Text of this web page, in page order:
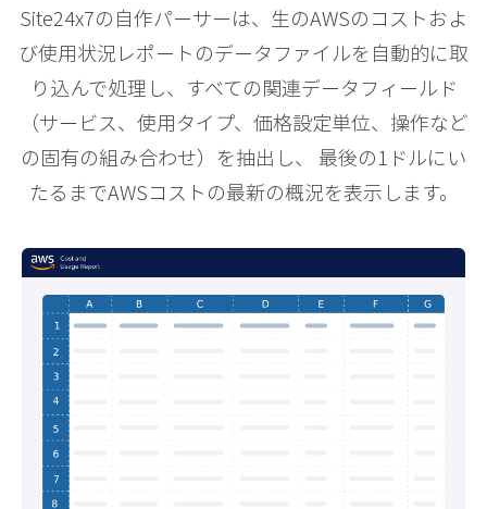
Site24x7の自作パーサーは、生のAWSのコストおよ
び使用状況レポートのデータファイルを自動的に取
り込んで処理し、すべての関連データフィールド
（サービス、使用タイプ、価格設定単位、操作など
の固有の組み合わせ）を抽出し、 最後の1ドルにい
たるまでAWSコストの最新の概況を表示します。